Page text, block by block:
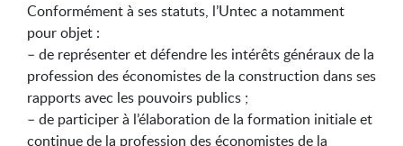
Conformément à ses statuts, l’Untec a notamment
pour objet :
– de représenter et défendre les intérêts généraux de la
profession des économistes de la construction dans ses
rapports avec les pouvoirs publics ;
– de participer à l’élaboration de la formation initiale et
continue de la profession des économistes de la